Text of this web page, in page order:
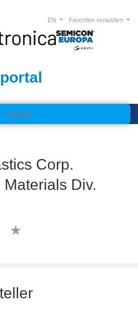
Favoriten verwalten
EN
Corp.
Div.